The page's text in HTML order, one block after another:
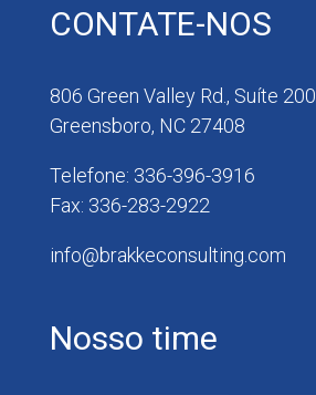
CONTATE-NOS
806 Green Valley Rd., Suíte 200
Greensboro, NC 27408
Telefone: 336-396-3916
Fax: 336-283-2922
info@brakkeconsulting.com
Nosso time